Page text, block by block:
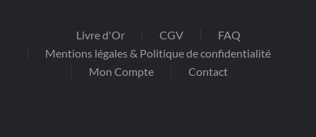
Livre d'Or CGV
FAQ
Mentions légales & Politique de confidentialité
Mon Compte
Contact